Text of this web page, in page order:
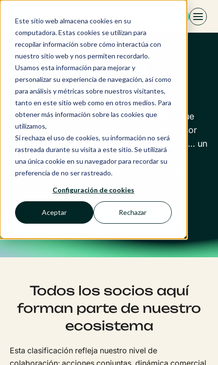
Este sitio web almacena cookies en su
computadora. Estas cookies se utilizan para
recopilar información sobre cómo interactúa con
nuestro sitio web y nos permiten recordarlo.
Usamos esta información para mejorar y
personalizar su experiencia de navegación, así como
para análisis y métricas sobre nuestros visitantes,
tanto en este sitio web como en otros medios. Para
obtener más información sobre las cookies que
utilizamos,
Si rechaza el uso de cookies, su información no será
rastreada durante su visita a este sitio. Se utilizará
una única cookie en su navegador para recordar su
preferencia de no ser rastreado.
Configuración de cookies
Aceptar Rechazar
Saltar
El ecosistema
Revbell
Descubra a nuestros socios de confianza que
contribuyen cada día al crecimiento del sector
hotelero. Tecnología, consultoría, formación... un
ecosistema comprometido con conectar la
experiencia y proporcionarle apoyo a largo
Descubrir
Todos los socios aquí
forman parte de nuestro
ecosistema
Esta clasificación refleja nuestro nivel de
colaboración: acciones conjuntas, dinámica comercial